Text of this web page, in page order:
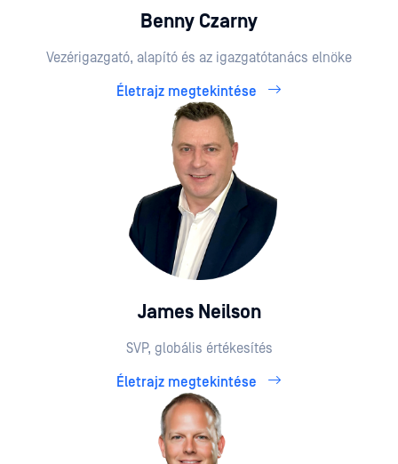
Benny Czarny
Vezérigazgató, alapító és az igazgatótanács elnöke
Életrajz megtekintése
James Neilson
SVP, globális értékesítés
Életrajz megtekintése